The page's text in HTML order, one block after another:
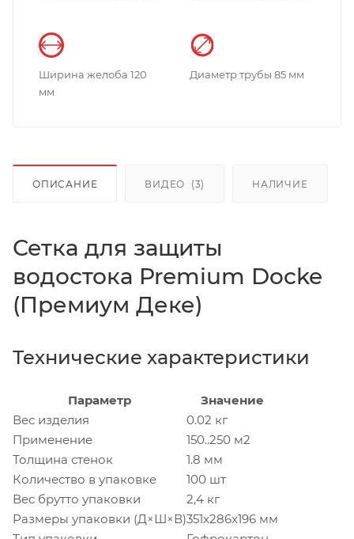
Ширина желоба 120
мм
Диаметр трубы 85 мм
ОПИСАНИЕ ВИДЕО (3) НАЛИЧИЕ
Сетка для защиты
водостока Premium Docke
(Премиум Деке)
Технические характеристики
Параметр
Значение
Вес изделия
0.02 кг
Применение
150..250 м2
Толщина стенок
1.8 мм
Количество в упаковке
100 шт
Вес брутто упаковки
2,4 кг
Размеры упаковки (Д×Ш×В)351x286x196 мм